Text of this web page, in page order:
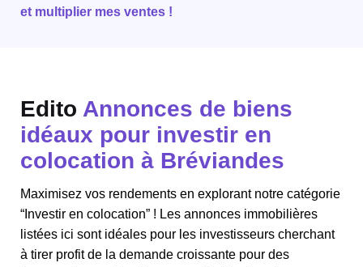
et multiplier mes ventes !
Edito Annonces de biens
idéaux pour investir en
colocation à Bréviandes
Maximisez vos rendements en explorant notre catégorie
“Investir en colocation” ! Les annonces immobilières
listées ici sont idéales pour les investisseurs cherchant
à tirer profit de la demande croissante pour des